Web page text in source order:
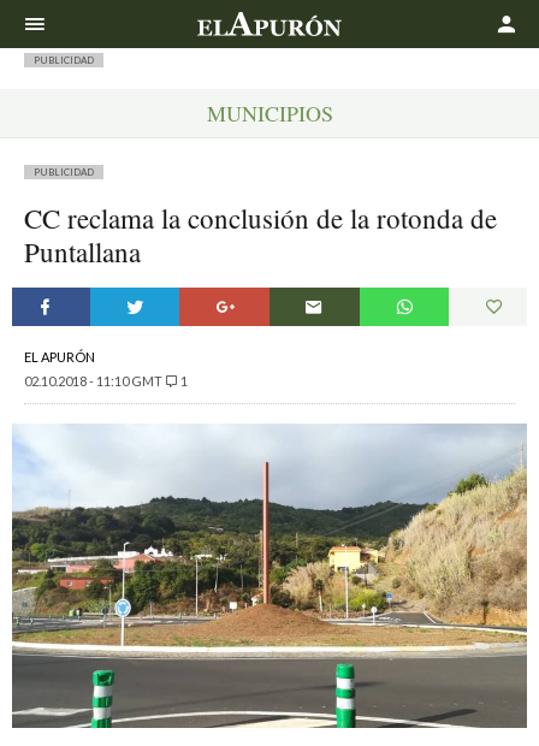
PUBLICIDAD
MUNICIPIOS
PUBLICIDAD
CC reclama la conclusión de la rotonda de
Puntallana
EL APURÓN
02.10.2018 - 11:10 GMT
1